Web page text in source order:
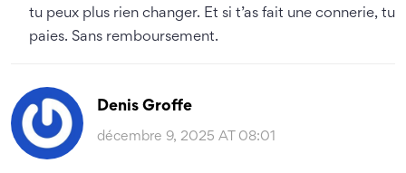
tu peux plus rien changer. Et si t’as fait une connerie, tu
paies. Sans remboursement.
Denis Groffe
décembre 9, 2025 AT 08:01